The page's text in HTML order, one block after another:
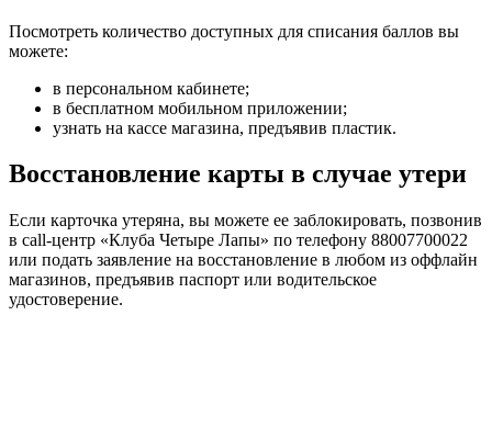
Посмотреть количество доступных для списания баллов вы
можете:
в персональном кабинете;
в бесплатном мобильном приложении;
узнать на кассе магазина, предъявив пластик.
Восстановление карты в случае утери
Если карточка утеряна, вы можете ее заблокировать, позвонив
в call-центр «Клуба Четыре Лапы» по телефону 88007700022
или подать заявление на восстановление в любом из оффлайн
магазинов, предъявив паспорт или водительское
удостоверение.